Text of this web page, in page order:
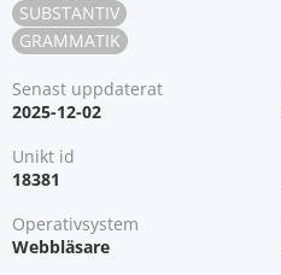
SUBSTANTIV
GRAMMATIK
Senast uppdaterat
2025-12-02
Unikt id
18381
Operativsystem
Webbläsare